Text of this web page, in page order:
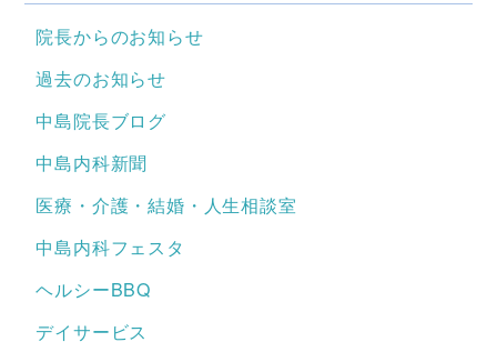
院長からのお知らせ
過去のお知らせ
中島院長ブログ
中島内科新聞
医療・介護・結婚・人生相談室
中島内科フェスタ
ヘルシーBBQ
デイサービス